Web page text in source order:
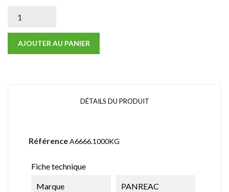
AJOUTER AU PANIER
DÉTAILS DU PRODUIT
RéférenceA6666.1000KG
Fiche technique
Marque PANREAC